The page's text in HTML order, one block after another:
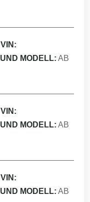
VIN:
MODELL: AB
VIN:
MODELL: AB
VIN:
MODELL: AB